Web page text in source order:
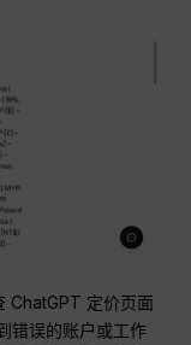
ChatGPT 定价页面
错误的账户或工作